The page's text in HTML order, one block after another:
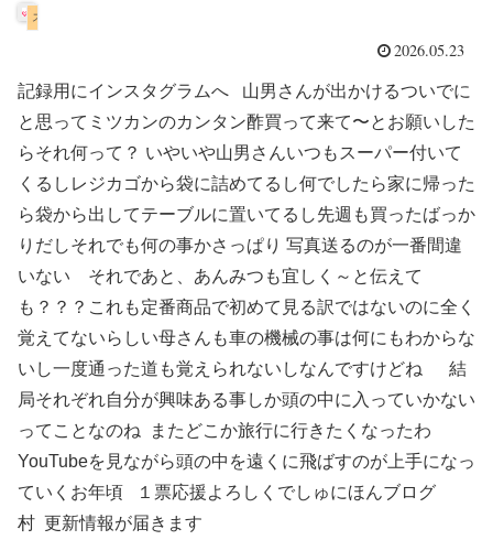
2026.05.23
記録用にインスタグラムへ 山男さんが出かけるついでに
と思ってミツカンのカンタン酢買って来て〜とお願いした
らそれ何って？ いやいや山男さんいつもスーパー付いて
くるしレジカゴから袋に詰めてるし何でしたら家に帰った
ら袋から出してテーブルに置いてるし先週も買ったばっか
りだしそれでも何の事かさっぱり 写真送るのが一番間違
いない それであと、あんみつも宜しく～と伝えて
も？？？これも定番商品で初めて見る訳ではないのに全く
覚えてないらしい母さんも車の機械の事は何にもわからな
いし一度通った道も覚えられないしなんですけどね 結
局それぞれ自分が興味ある事しか頭の中に入っていかない
ってことなのね またどこか旅行に行きたくなったわ
YouTubeを見ながら頭の中を遠くに飛ばすのが上手になっ
ていくお年頃 １票応援よろしくでしゅにほんブログ
村 更新情報が届きます